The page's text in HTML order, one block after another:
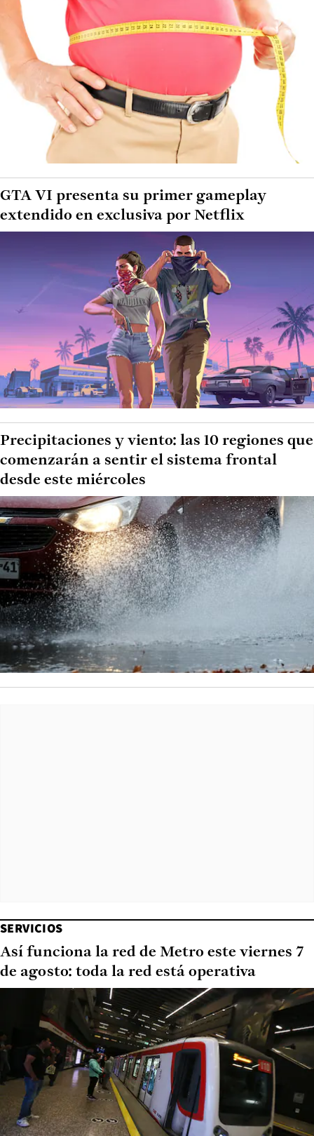
GTA VI presenta su primer gameplay
extendido en exclusiva por Netflix
Precipitaciones y viento: las 10 regiones que
comenzarán a sentir el sistema frontal
desde este miércoles
SERVICIOS
Así funciona la red de Metro este viernes 7
de agosto: toda la red está operativa